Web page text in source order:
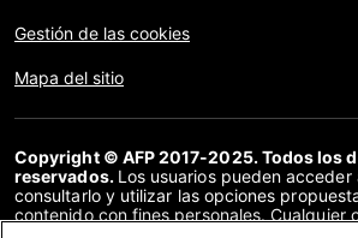
Gestión de las cookies
Mapa del sitio
Copyright © AFP 2017-2025. Todos los
reservados. Los usuarios pueden acceder
consultarlo y utilizar las opciones
contenido con fines personales. Cualquier